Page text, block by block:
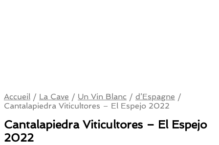
Accueil / La Cave / Un Vin Blanc / d’Espagne /
Cantalapiedra Viticultores – El Espejo 2022
Cantalapiedra Viticultores – El Espejo
2022